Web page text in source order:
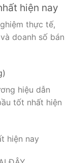
hiện nay
thực tế,
doanh số bán
hiệu dẫn
tốt nhất hiện